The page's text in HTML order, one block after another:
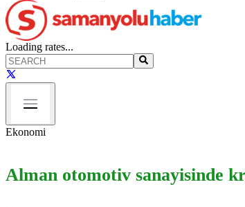
Loading rates...
Ekonomi
Alman otomotiv sanayisinde